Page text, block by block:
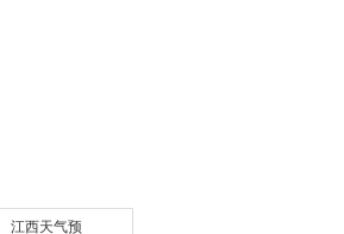
江西天气预